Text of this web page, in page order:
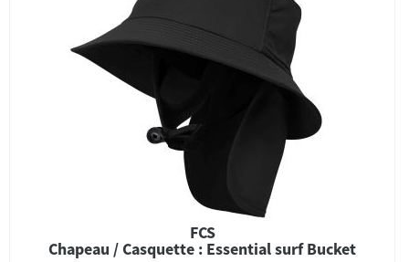
FCS
Chapeau / Casquette : Essential surf Bucket